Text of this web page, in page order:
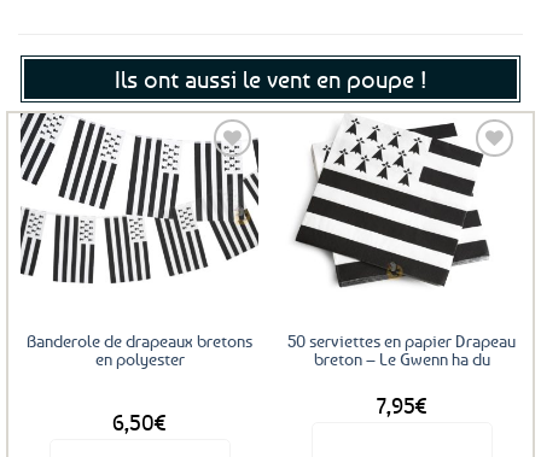
Ils ont aussi le vent en poupe !
Ajouter
aux
favoris
Banderole de drapeaux bretons
en polyester
6,50€
Ajouter
aux
favoris
50 serviettes en papier Drapeau
breton – Le Gwenn ha du
7,95€